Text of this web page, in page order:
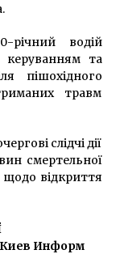
річний водій
керуванням та
пішохідного
травм
слідчі дії
смертельної
відкриття
Киев Информ